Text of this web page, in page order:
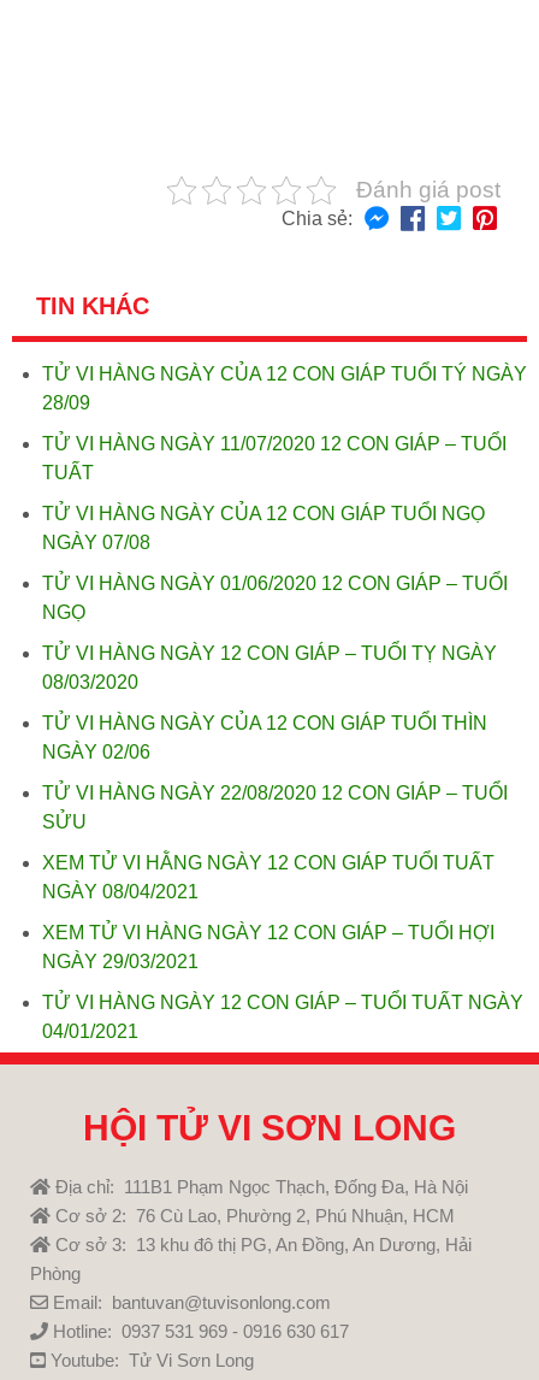
Đánh giá post
Chia sẻ:
TIN KHÁC
TỬ VI HÀNG NGÀY CỦA 12 CON GIÁP TUỔI TÝ NGÀY
28/09
TỬ VI HÀNG NGÀY 11/07/2020 12 CON GIÁP – TUỔI
TUẤT
TỬ VI HÀNG NGÀY CỦA 12 CON GIÁP TUỔI NGỌ
NGÀY 07/08
TỬ VI HÀNG NGÀY 01/06/2020 12 CON GIÁP – TUỔI
NGỌ
TỬ VI HÀNG NGÀY 12 CON GIÁP – TUỔI TỴ NGÀY
08/03/2020
TỬ VI HÀNG NGÀY CỦA 12 CON GIÁP TUỔI THÌN
NGÀY 02/06
TỬ VI HÀNG NGÀY 22/08/2020 12 CON GIÁP – TUỔI
SỬU
XEM TỬ VI HẰNG NGÀY 12 CON GIÁP TUỔI TUẤT
NGÀY 08/04/2021
XEM TỬ VI HÀNG NGÀY 12 CON GIÁP – TUỔI HỢI
NGÀY 29/03/2021
TỬ VI HÀNG NGÀY 12 CON GIÁP – TUỔI TUẤT NGÀY
04/01/2021
HỘI TỬ VI SƠN LONG
Địa chỉ: 111B1 Phạm Ngọc Thạch, Đống Đa, Hà Nội
Cơ sở 2: 76 Cù Lao, Phường 2, Phú Nhuận, HCM
Cơ sở 3: 13 khu đô thị PG, An Đồng, An Dương, Hải
Phòng
Email: bantuvan@tuvisonlong.com
Hotline: 0937 531 969 - 0916 630 617
Youtube: Tử Vi Sơn Long